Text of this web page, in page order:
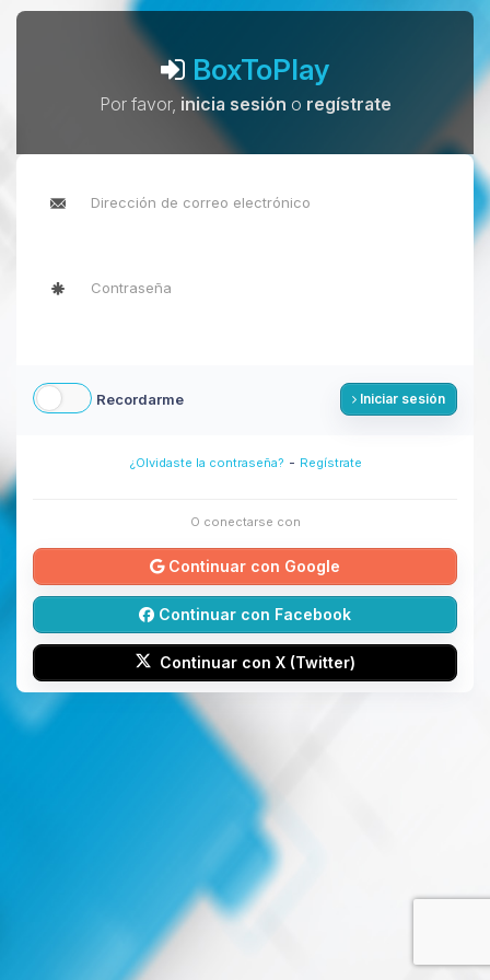
BoxToPlay
Por favor, inicia sesión o regístrate
Recordarme Iniciar sesión
¿Olvidaste la contraseña? - Regístrate
O conectarse con
Continuar con Google
Continuar con Facebook
Continuar con X (Twitter)